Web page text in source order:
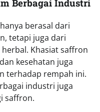
Berbagai Industri
berasal dari
tetapi juga dari
Khasiat saffron
kesehatan juga
terhadap rempah ini.
industri juga
saffron.